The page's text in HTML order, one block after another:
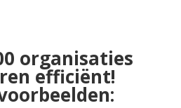
organisaties
efficiënt!